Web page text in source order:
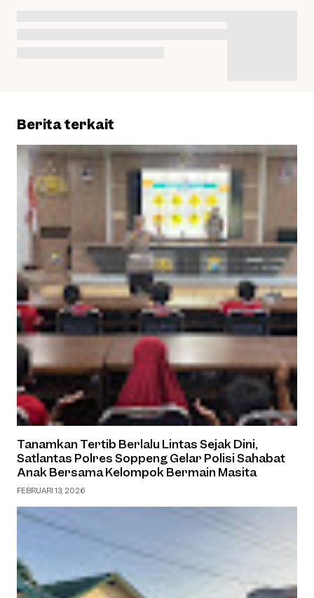
Berita terkait
Tanamkan Tertib Berlalu Lintas Sejak Dini,
Satlantas Polres Soppeng Gelar Polisi Sahabat
Anak Bersama Kelompok Bermain Masita
FEBRUARI 13, 2026